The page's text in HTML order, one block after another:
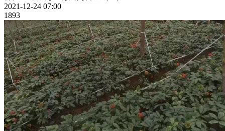
2021-12-24 07:00
1893